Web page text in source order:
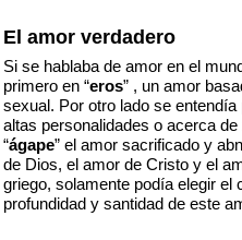
El amor verdadero
Si se hablaba de amor en el
primero en “eros” , un amor
sexual. Por otro lado se entendía
altas personalidades o acerca de
“ágape” el amor sacrificado y
de Dios, el amor de Cristo y el
griego, solamente podía elegir el
profundidad y santidad de este